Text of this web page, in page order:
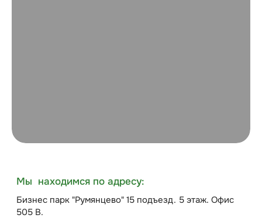
Мы находимся по адресу:
Бизнес парк "Румянцево" 15 подъезд. 5 этаж. Офис
505 В.